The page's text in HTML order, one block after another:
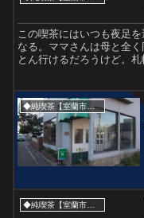
この喫茶にはいつも夜足
なる。ママさんは母と全
とん行けるだろうけど。
のように、水商売のお客
◆純喫茶【室蘭市・伊達登別方面】
◆純喫茶【室蘭市・伊達登別方面】